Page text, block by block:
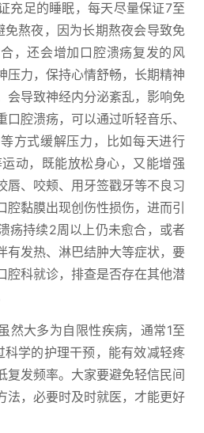
充足的睡眠，每天尽量保证7至
熬夜，因为长期熬夜会导致免
，还会增加口腔溃疡复发的风
压力，保持心情舒畅，长期精神
会导致神经内分泌紊乱，影响免
腔溃疡，可以通过听轻音乐、
方式缓解压力，比如每天进行
动，既能放松身心，又能增强
唇、咬颊、用牙签戳牙等不良习
黏膜出现创伤性损伤，进而引
疡持续2周以上仍未愈合，或者
有发热、淋巴结肿大等症状，要
腔科就诊，排查是否存在其他潜
然大多为自限性疾病，通常1至
学的护理干预，能有效减轻疼
复发频率。大家要避免轻信民间
法，必要时及时就医，才能更好